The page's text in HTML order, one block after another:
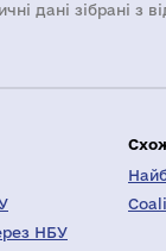
дані зібрані з
НБУ